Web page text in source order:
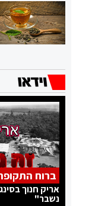
ברוח
אריק חנוך
נשבר"